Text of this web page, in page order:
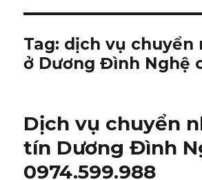
Tag: dịch vụ chuyển
ở Dương Đình Nghệ
Dịch vụ chuyển
tín Dương Đình
0974.599.988